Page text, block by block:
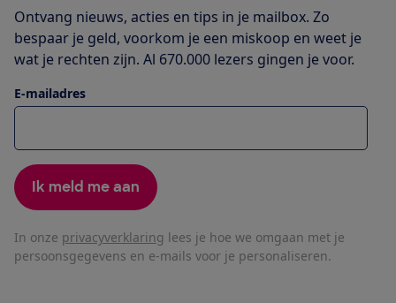
Ontvang nieuws, acties en tips in je mailbox. Zo
bespaar je geld, voorkom je een miskoop en weet je
wat je rechten zijn. Al 670.000 lezers gingen je voor.
E-mailadres
Ik meld me aan
In onze privacyverklaring lees je hoe we omgaan met je
persoonsgegevens en e-mails voor je personaliseren.